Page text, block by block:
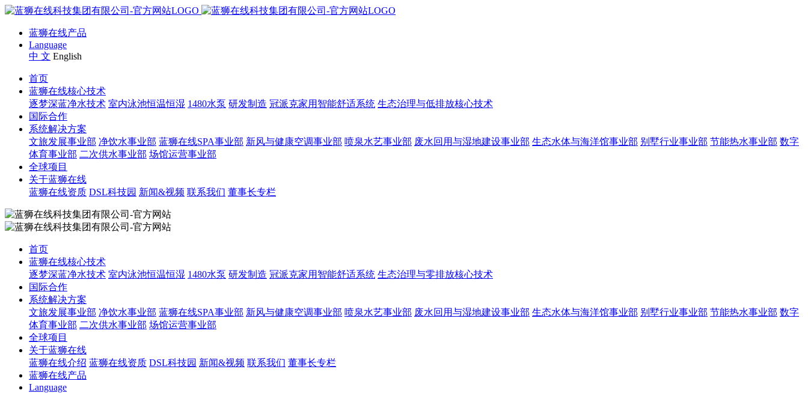
蓝狮在线产品
Language
中 文 English
首页
蓝狮在线核心技术
逐梦深蓝净水技术 室内泳池恒温恒湿 1480水泵 研发制造 冠派克家用智能舒适系统 生态治理与低排放核心技术
国际合作
系统解决方案
文旅发展事业部 净饮水事业部 蓝狮在线SPA事业部 新风与健康空调事业部 喷泉水艺事业部 废水回用与湿地建设事业部 生态水体与海洋馆事业部 别墅行业事业部 节能热水事业部 数字
体育事业部 二次供水事业部 场馆运营事业部
全球项目
关于蓝狮在线
蓝狮在线资质 DSL科技园 新闻&视频 联系我们 董事长专栏
首页
蓝狮在线核心技术
逐梦深蓝净水技术 室内泳池恒温恒湿 1480水泵 研发制造 冠派克家用智能舒适系统 生态治理与零排放核心技术
国际合作
系统解决方案
文旅发展事业部 净饮水事业部 蓝狮在线SPA事业部 新风与健康空调事业部 喷泉水艺事业部 废水回用与湿地建设事业部 生态水体与海洋馆事业部 别墅行业事业部 节能热水事业部 数字
体育事业部 二次供水事业部 场馆运营事业部
全球项目
关于蓝狮在线
蓝狮在线介绍 蓝狮在线资质 DSL科技园 新闻&视频 联系我们 董事长专栏
蓝狮在线产品
Language